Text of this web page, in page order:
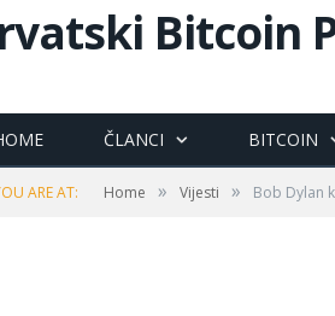
Bitcoin
ČLANCI BITCOIN
ARE AT: Home » Vijesti » Bob Dylan